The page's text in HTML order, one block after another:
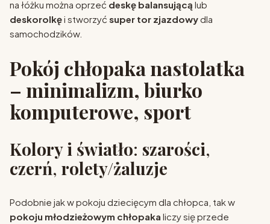
na łóżku można oprzeć deskę balansującą lub
deskorolkęi stworzyć super tor zjazdowydla
samochodzików.
Pokój chłopaka nastolatka
– minimalizm, biurko
komputerowe, sport
Kolory i światło: szarości,
czerń, rolety/żaluzje
Podobnie jak w pokoju dziecięcym dla chłopca, tak w
pokoju młodzieżowym chłopaka liczy się przede